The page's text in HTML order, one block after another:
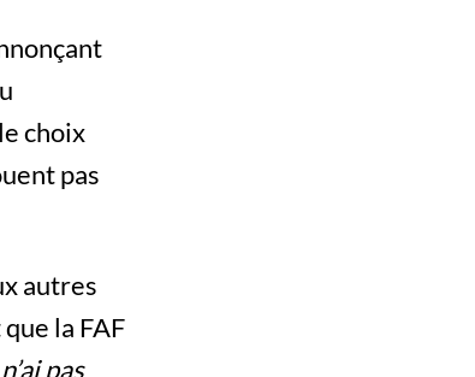
choix
pas
autres
la FAF
pas